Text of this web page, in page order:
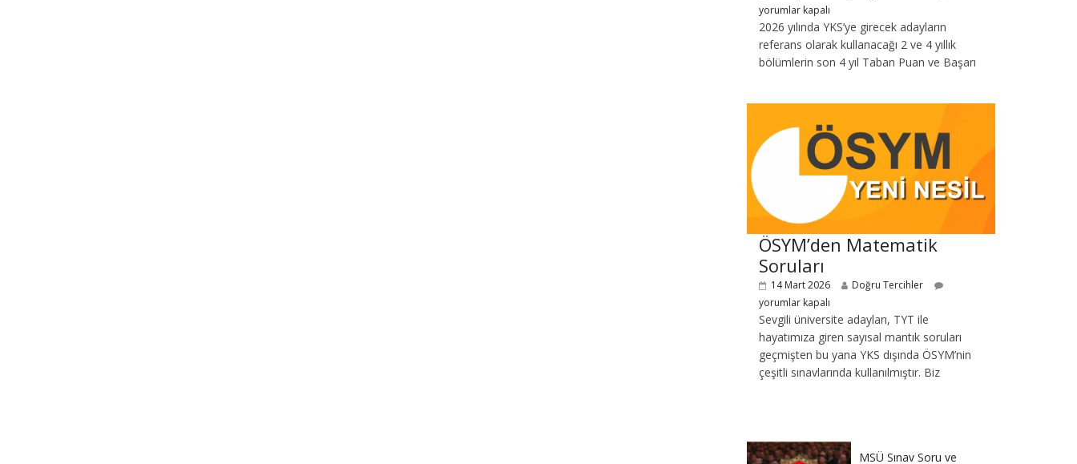
yorumlar kapalı
2026 yılında YKS’ye girecek adayların
referans olarak kullanacağı 2 ve 4 yıllık
bölümlerin son 4 yıl Taban Puan ve Başarı
ÖSYM’den Matematik
Soruları
14 Mart 2026
Doğru Tercihler
yorumlar kapalı
Sevgili üniversite adayları, TYT ile
hayatımıza giren sayısal mantık soruları
geçmişten bu yana YKS dışında ÖSYM’nin
çeşitli sınavlarında kullanılmıştır. Biz
MSÜ Sınav Soru ve